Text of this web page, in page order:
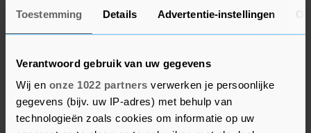
Toestemming Details Advertentie-instellingen
Verantwoord gebruik van uw gegevens
Wij en onze 1022 partners verwerken je persoonlijke
gegevens (bijv. uw IP-adres) met behulp van
technologieën zoals cookies om informatie op uw
minder. "Zo zijn bedrijven uit armere landen
straks minder goed voorbereid op zich aanpassen
zouden die landen dan minder goed kunnen
profiteren van de mogelijkheden die die
ontwikkelingen bieden.